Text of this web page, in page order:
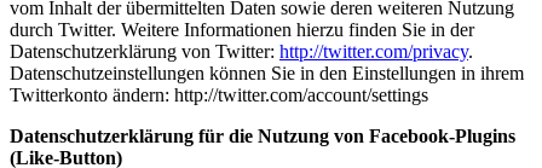
vom Inhalt der übermittelten Daten sowie deren weiteren Nutzung
durch Twitter. Weitere Informationen hierzu finden Sie in der
Datenschutzerklärung von Twitter: http://twitter.com/privacy.
Datenschutzeinstellungen können Sie in den Einstellungen in ihrem
Twitterkonto ändern: http://twitter.com/account/settings
Datenschutzerklärung für die Nutzung von Facebook-Plugins
(Like-Button)